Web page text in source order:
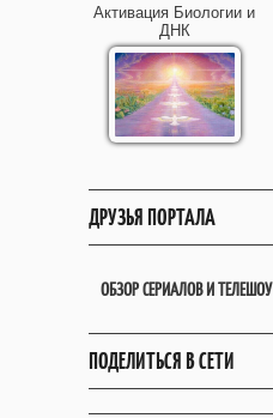
Активация Биологии и
ДНК
ДРУЗЬЯ ПОРТАЛА
ОБЗОР СЕРИАЛОВ И ТЕЛЕШОУ
ПОДЕЛИТЬСЯ В СЕТИ